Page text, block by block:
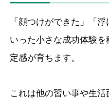
「顔つけができた」「
いった小さな成功体験
定感が育ちます。
これは他の習い事や生